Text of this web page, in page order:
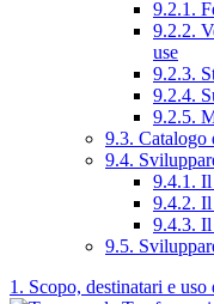
9.2.1.
9.2.2.
use
9.2.3.
9.2.4.
9.2.5.
9.3. Catalogo
9.4.
9.4.1.
9.4.2.
9.4.3.
9.5.
1. Scopo, destinatari e